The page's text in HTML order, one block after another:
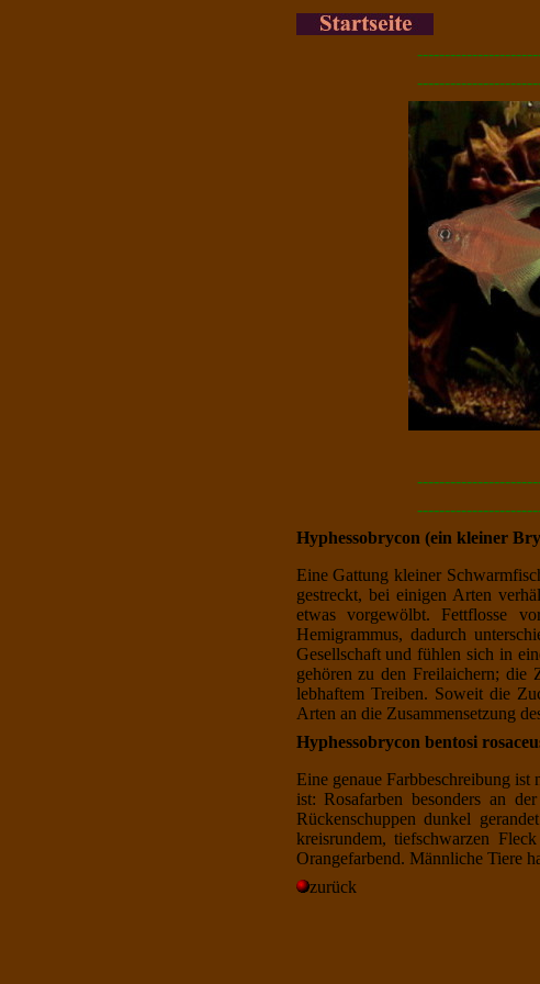
Hyphessobrycon (ein kleiner
Eine Gattung kleiner
gestreckt, bei einigen Arten
etwas vorgewölbt. Fettflosse
Hemigrammus, dadurch
Gesellschaft und fühlen sich in
gehören zu den Freilaichern; die
lebhaftem Treiben. Soweit die
Arten an die Zusammensetzung
Hyphessobrycon bentosi
Eine genaue Farbbeschreibung
ist: Rosafarben besonders an
Rückenschuppen dunkel
kreisrundem, tiefschwarzen
Orangefarbend. Männliche Tiere
zurück